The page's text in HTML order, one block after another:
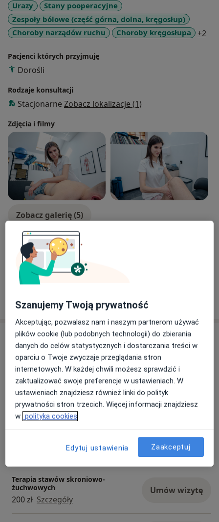
Urazy
Stany pooperacyjne
Zespoły bólowe (część górna, dolna, kręgosłup)
Choroby narządów ruchu
Choroby kręgosłupa +2
Pacjenci których przyjmuję
Dorośli
Rodzaje konsultacji
Stacjonarne Zobacz lokalizacje (1)
Zdjęcia i filmy
Zobacz galerię (5)
Płatność online akceptowana
Oszczędź swój czas przed wizytą.
Pokaż więcejo doświadczeniu
Usługi i ceny
Konsultacja fizjoterapeutyczna
200 zł Szczegóły Umów wizytę
Napięciowe bóle głowy
200 zł Szczegóły Umów wizytę
Szczegóły Umów wizytę
Terapia stawów skroniowo-
żuchwowych
200 zł Szczegóły
Umów wizytę
Szanujemy Twoją prywatność
Akceptując, pozwalasz nam i naszym partnerom używać
plików cookie (lub podobnych technologii) do zbierania
danych do celów statystycznych i dostarczania treści w
oparciu o Twoje zwyczaje przeglądania stron
internetowych. W każdej chwili możesz sprawdzić i
zaktualizować swoje preferencje w ustawieniach. W
ustawieniach znajdziesz również linki do polityk
prywatności stron trzecich. Więcej informacji znajdziesz
w polityka cookies
Edytuj ustawienia Zaakceptuj